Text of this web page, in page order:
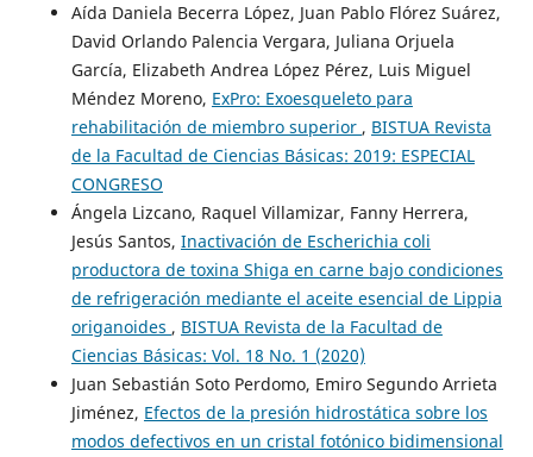
Aída Daniela Becerra López, Juan Pablo Flórez Suárez,
David Orlando Palencia Vergara, Juliana Orjuela
García, Elizabeth Andrea López Pérez, Luis Miguel
Méndez Moreno, ExPro: Exoesqueleto para
rehabilitación de miembro superior , BISTUA Revista
de la Facultad de Ciencias Básicas: 2019: ESPECIAL
CONGRESO
Ángela Lizcano, Raquel Villamizar, Fanny Herrera,
Jesús Santos, Inactivación de Escherichia coli
productora de toxina Shiga en carne bajo condiciones
de refrigeración mediante el aceite esencial de Lippia
origanoides , BISTUA Revista de la Facultad de
Ciencias Básicas: Vol. 18 No. 1 (2020)
Juan Sebastián Soto Perdomo, Emiro Segundo Arrieta
Jiménez, Efectos de la presión hidrostática sobre los
modos defectivos en un cristal fotónico bidimensional